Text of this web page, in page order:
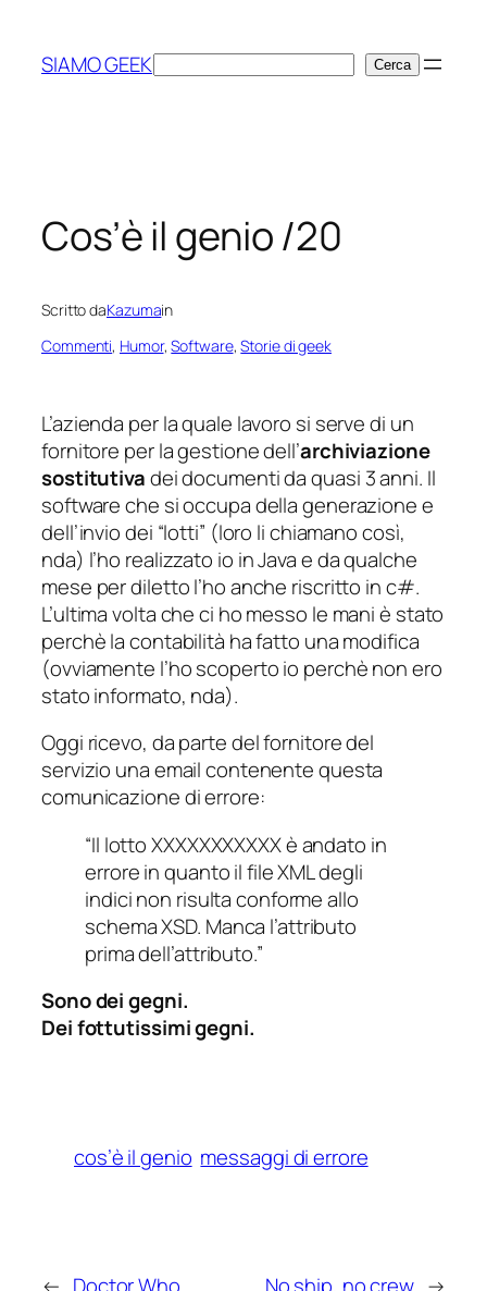
contenuto
SIAMO GEEKCerca Cerca
Cos’è il genio /20
Scritto daKazumain
Commenti, Humor, Software, Storie di geek
L’azienda per la quale lavoro si serve di un
fornitore per la gestione dell’archiviazione
sostitutivadei documenti da quasi 3 anni. Il
software che si occupa della generazione e
dell’inviodei “lotti” (loro li chiamano così,
nda) l’ho realizzato io in Java e da qualche
mese per diletto l’ho anche riscritto in c#.
L’ultima volta che ci ho messo le mani è stato
perchè la contabilità ha fatto una modifica
(ovviamente l’ho scoperto io perchè non ero
stato informato, nda).
Oggi ricevo, da parte del fornitore del
servizio una email contenente questa
comunicazione di errore:
“Il lotto XXXXXXXXXXX è andato in
errore in quanto il file XML degli
indici non risulta conforme allo
schema XSD. Manca l’attributo
prima dell’attributo.”
Sono deigegni.
Dei fottutissimigegni.
cos’è il genio messaggi di errore
← Doctor Who No ship, no crew →